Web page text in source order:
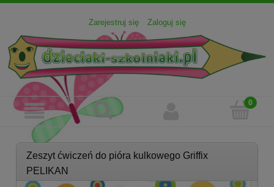
Zarejestruj się Zaloguj się
Zeszyt ćwiczeń do pióra kulkowego Griffix
PELIKAN